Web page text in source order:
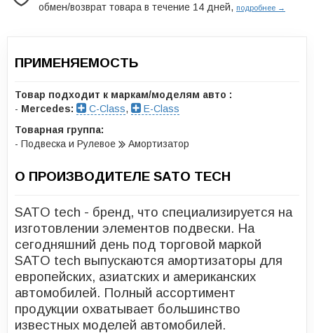
обмен/возврат товара в течение 14 дней, подробнее →
ПРИМЕНЯЕМОСТЬ
Товар подходит к маркам/моделям авто :
- Mercedes: C-Class,
E-Class
Товарная группа:
- Подвеска и Рулевое
Амортизатор
О ПРОИЗВОДИТЕЛЕ SATO TECH
SATO tech - бренд, что специализируется на
изготовлении элементов подвески. На
сегодняшний день под торговой маркой
SATO tech выпускаются амортизаторы для
европейских, азиатских и американских
автомобилей. Полный ассортимент
продукции охватывает большинство
известных моделей автомобилей.